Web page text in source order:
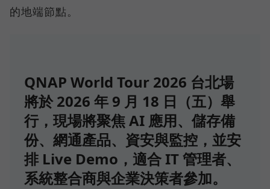
的地端節點。
QNAP World Tour 2026 台北場
將於 2026 年 9 月 18 日（五）舉
行，現場將聚焦 AI 應用、儲存備
份、網通產品、資安與監控，並安
排 Live Demo，適合 IT 管理者、
系統整合商與企業決策者參加。